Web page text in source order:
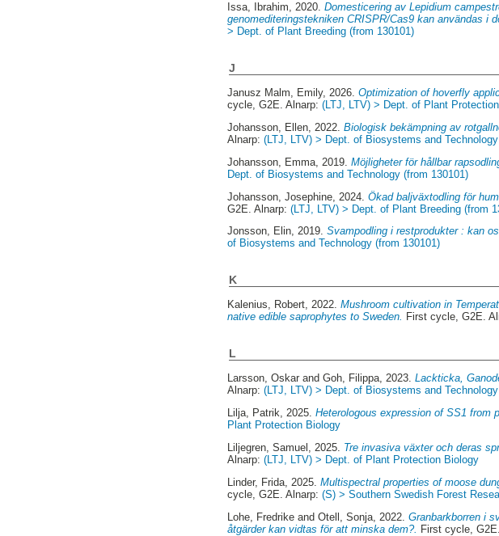
Issa, Ibrahim, 2020.Domesticering av Lepidium
genomediteringstekniken CRISPR/Cas9 kan användas i
> Dept. of Plant Breeding (from 130101)
J
Janusz Malm, Emily, 2026.Optimization of hoverfly
cycle, G2E. Alnarp:(LTJ, LTV) > Dept. of Plant
Johansson, Ellen , 2022.Biologisk bekämpning av
Alnarp:(LTJ, LTV) > Dept. of Biosystems and
Johansson, Emma , 2019.Möjligheter för hållbar
Dept. of Biosystems and Technology (from 130101)
Johansson, Josephine , 2024.Ökad baljväxtodling för
G2E. Alnarp:(LTJ, LTV) > Dept. of Plant Breeding (from
Jonsson, Elin, 2019.Svampodling i restprodukter : kan
of Biosystems and Technology (from 130101)
K
Kalenius, Robert, 2022.Mushroom cultivation in
native edible saprophytes to Sweden. First cycle, G2E.
L
Larsson, Oskar andGoh, Filippa, 2023.Lackticka,
Alnarp:(LTJ, LTV) > Dept. of Biosystems and
Lilja, Patrik, 2025.Heterologous expression of SS1 from
Plant Protection Biology
Liljegren, Samuel , 2025. Tre invasiva växter och deras
Alnarp:(LTJ, LTV) > Dept. of Plant Protection Biology
Linder, Frida , 2025.Multispectral properties of moose
cycle, G2E. Alnarp:(S) > Southern Swedish Forest
Lohe, Fredrike andOtell, Sonja , 2022.Granbarkborren i
åtgärder kan vidtas för att minska dem?. First cycle,